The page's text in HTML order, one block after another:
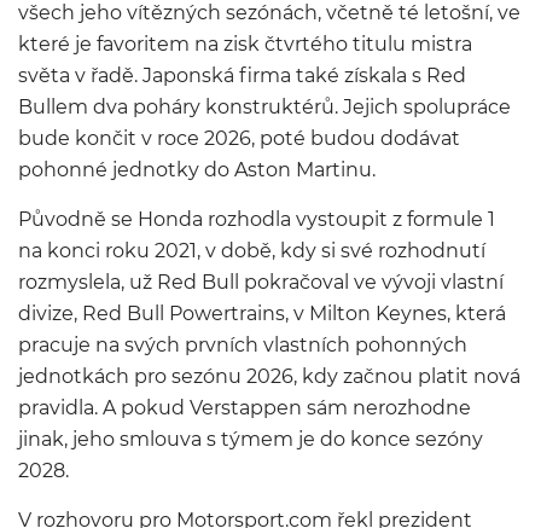
všech jeho vítězných sezónách, včetně té letošní, ve
které je favoritem na zisk čtvrtého titulu mistra
světa v řadě. Japonská firma také získala s Red
Bullem dva poháry konstruktérů. Jejich spolupráce
bude končit v roce 2026, poté budou dodávat
pohonné jednotky do Aston Martinu.
Původně se Honda rozhodla vystoupit z formule 1
na konci roku 2021, v době, kdy si své rozhodnutí
rozmyslela, už Red Bull pokračoval ve vývoji vlastní
divize, Red Bull Powertrains, v Milton Keynes, která
pracuje na svých prvních vlastních pohonných
jednotkách pro sezónu 2026, kdy začnou platit nová
pravidla. A pokud Verstappen sám nerozhodne
jinak, jeho smlouva s týmem je do konce sezóny
2028.
V rozhovoru pro Motorsport.com řekl prezident